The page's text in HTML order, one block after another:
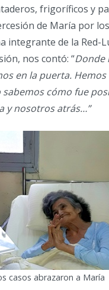
frigoríficos y
de María por
integrante de la Red-
nos contó: “Donde
en la puerta.
cómo fue
y nosotros atrás…”
casos abrazaron a María